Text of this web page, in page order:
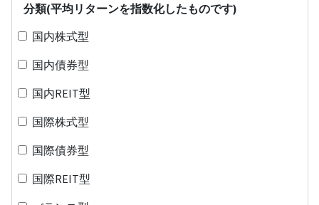
分類(平均リターンを指数化したものです)
国内株式型
国内債券型
国内REIT型
国際株式型
国際債券型
国際REIT型